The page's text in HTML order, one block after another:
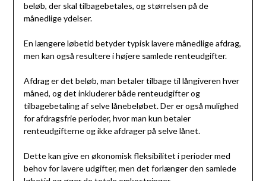
beløb, der skal tilbagebetales, og størrelsen på de
månedlige ydelser.
En længere løbetid betyder typisk lavere månedlige afdrag,
men kan også resultere i højere samlede renteudgifter.
Afdrag er det beløb, man betaler tilbage til långiveren hver
måned, og det inkluderer både renteudgifter og
tilbagebetaling af selve lånebeløbet. Der er også mulighed
for afdragsfrie perioder, hvor man kun betaler
renteudgifterne og ikke afdrager på selve lånet.
Dette kan give en økonomisk fleksibilitet i perioder med
behov for lavere udgifter, men det forlænger den samlede